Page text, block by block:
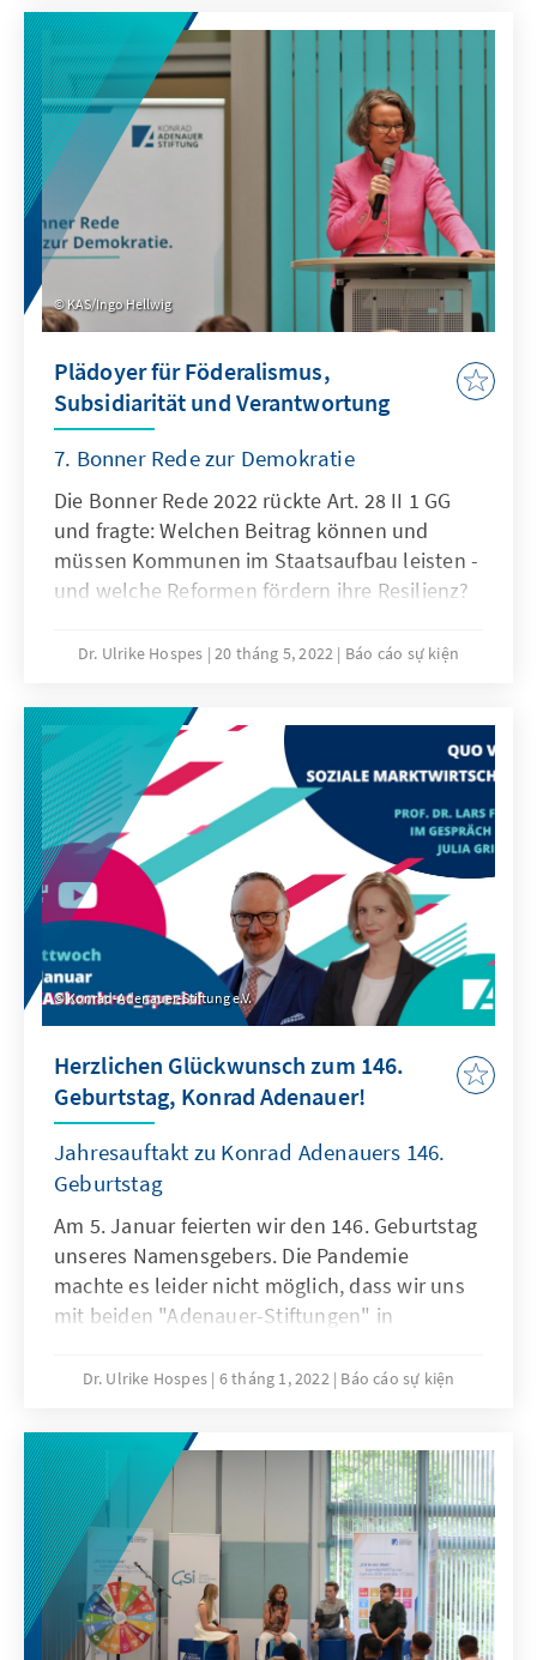
KAS/Ingo Hellwig
Plädoyer für Föderalismus,
Subsidiarität und Verantwortung
7. Bonner Rede zur Demokratie
Die Bonner Rede 2022 rückte Art. 28 II 1 GG
und fragte: Welchen Beitrag können und
müssen Kommunen im Staatsaufbau leisten -
und welche Reformen fördern ihre Resilienz?
Dr. Ulrike Hospes 20 tháng 5, 2022 Báo cáo sự kiện
Konrad-Adenauer-Stiftung e.V.
Herzlichen Glückwunsch zum 146.
Geburtstag, Konrad Adenauer!
Jahresauftakt zu Konrad Adenauers 146.
Geburtstag
Am 5. Januar feierten wir den 146. Geburtstag
unseres Namensgebers. Die Pandemie
machte es leider nicht möglich, dass wir uns
mit beiden "Adenauer-Stiftungen" in
bei Bonn trafen. Daher hatten die Stiftung
Konrad-Adenauer-Stiftung eine Reihe digitaler
Überraschungen für Sie vorbereitet, die Sie
weiterhin auf dieser Seite abrufen können.
Dr. Ulrike Hospes 6 tháng 1, 2022 Báo cáo sự kiện